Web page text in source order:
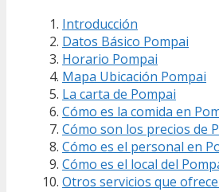
Introducción
Datos Básico Pompai
Horario Pompai
Mapa Ubicación Pompai
La carta de Pompai
Cómo es la comida en
Cómo son los precios de
Cómo es el personal en
Cómo es el local del
Otros servicios que